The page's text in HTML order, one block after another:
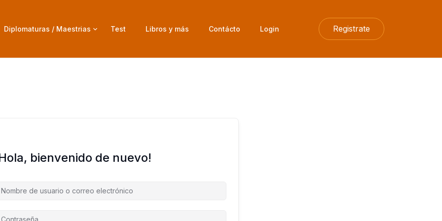
Diplomaturas / Maestrias Test Libros y más Contácto Login Registrate
bienvenido de nuevo!